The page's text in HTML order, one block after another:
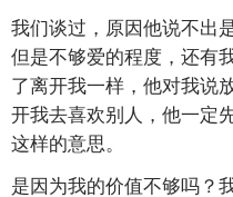
我们谈过，原因他说不出
但是不够爱的程度，还有
了离开我一样，他对我说
开我去喜欢别人，他一定
这样的意思。
是因为我的价值不够吗？